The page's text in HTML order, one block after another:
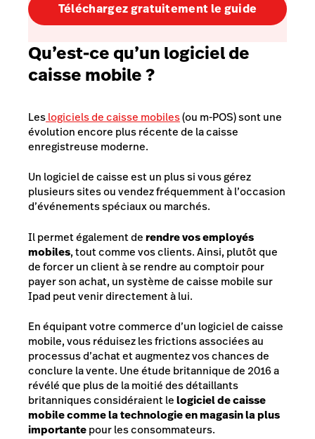
Téléchargez gratuitement le guide
Qu’est-ce qu’un logiciel de
caisse mobile ?
Leslogiciels de caisse mobiles(ou m-POS) sont une
évolution encore plus récente de la caisse
enregistreuse moderne.
Un logiciel de caisse est un plus si vous gérez
plusieurs sites ou vendez fréquemment à l’occasion
d’événements spéciaux ou marchés.
Il permet également derendre vos employés
mobiles, tout comme vos clients. Ainsi, plutôt que
de forcer un client à se rendre au comptoir pour
payer son achat, un système de caisse mobile sur
Ipad peut venir directement à lui.
En équipant votre commerce d’un logiciel de caisse
mobile, vous réduisez les frictions associées au
processus d’achat et augmentez vos chances de
conclure la vente. Une étude britannique de 2016 a
révélé que plus de la moitié des détaillants
britanniques considéraient lelogiciel de caisse
mobile comme la technologie en magasin la plus
importantepour les consommateurs.